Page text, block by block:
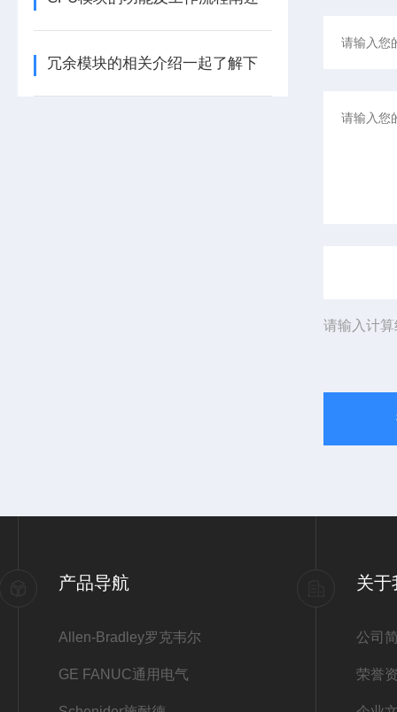
冗余模块的相关介绍一起了解下
请输入计
产品导航
Allen-Bradley罗克韦尔
GE FANUC通用电气
关于
公司
荣誉